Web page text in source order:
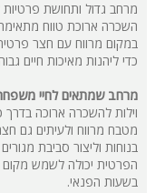
מרחב גדול ותחושת
השכרה ארוכת טווח
במקום מרווח עם חצר
כדי ליהנות מאיכות חיים
מרחב שמתאים לחיי
וילות להשכרה ארוכה בדרך
מטבח מרווח ולעיתים גם
בנוחות וליצור סביבת
הפרטית יכולה לשמש מקום
בשעות הפנאי.